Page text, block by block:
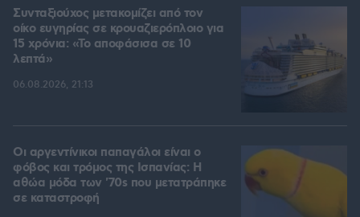
Συνταξιούχος μετακομίζει από τον
οίκο ευγηρίας σε κρουαζιερόπλοιο για
15 χρόνια: «Το αποφάσισα σε 10
λεπτά»
06.08.2026, 21:13
Οι αργεντίνικοι παπαγάλοι είναι ο
φόβος και τρόμος της Ισπανίας: Η
αθώα μόδα των '70s που μετατράπηκε
σε καταστροφή